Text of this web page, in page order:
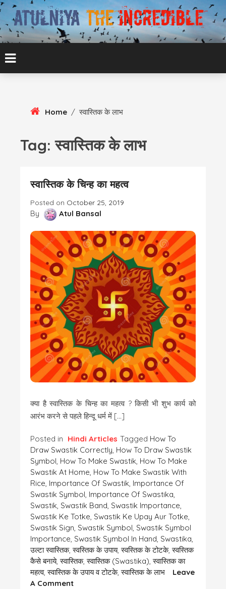
Skip
Content
ATULNIYA THE
INCREDIBLE
ATUL BANSAL AGRA
Home / स्वास्तिक के लाभ
Tag:स्वास्तिक के लाभ
स्वास्तिक के चिन्ह का महत्व
Posted on October 25, 2019
By Atul Bansal
क्या है स्वास्तिक के चिन्ह का महत्व ? किसी भी शुभ कार्य को
आरंभ करने से पहले हिन्दू धर्म में […]
Posted in Hindi Articles Tagged How To
Draw Swastik Correctly, How To Draw Swastik
Symbol, How To Make Swastik, How To Make
Swastik At Home, How To Make Swastik With
Rice, Importance Of Swastik, Importance Of
Swastik Symbol, Importance Of Swastika,
Swastik, Swastik Band, Swastik Importance,
Swastik Ke Totke, Swastik Ke Upay Aur Totke,
Swastik Sign, Swastik Symbol, Swastik Symbol
Importance, Swastik Symbol In Hand, Swastika,
उल्टा स्वास्तिक,स्वस्तिक के उपाय,स्वस्तिक के टोटके,स्वस्तिक
कैसे बनाये,स्वास्तिक,स्वास्तिक (swastika),स्वास्तिक का
महत्व,स्वास्तिक के उपाय व टोटके,स्वास्तिक के लाभ
Leave
A CommentOn